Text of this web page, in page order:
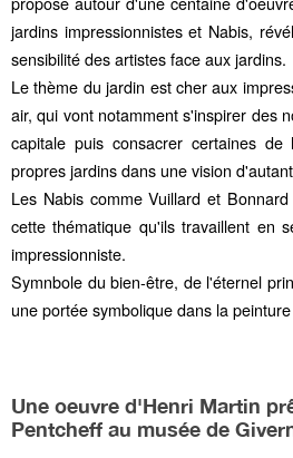
jardins impressionnistes et Nabis,
sensibilité des artistes face aux jardins.
Le thème du jardin est cher aux
air, qui vont notamment s'inspirer des
capitale puis consacrer certaines
propres jardins dans une vision
Les Nabis comme Vuillard et
cette thématique qu'ils travaillent en
impressionniste.
Symnbole du bien-être, de l'éternel
une portée symbolique dans la
Une oeuvre d'Henri Martin
Pentcheff au musée de